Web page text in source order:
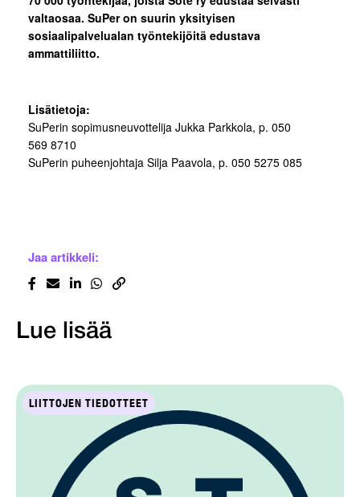
valtaosaa. SuPer on suurin yksityisen
sosiaalipalvelualan työntekijöitä edustava
ammattiliitto.
Lisätietoja:
SuPerin sopimusneuvottelija Jukka Parkkola, p. 050
569 8710
SuPerin puheenjohtaja Silja Paavola, p. 050 5275 085
Jaa artikkeli:
Lue lisää
LIITTOJEN TIEDOTTEET